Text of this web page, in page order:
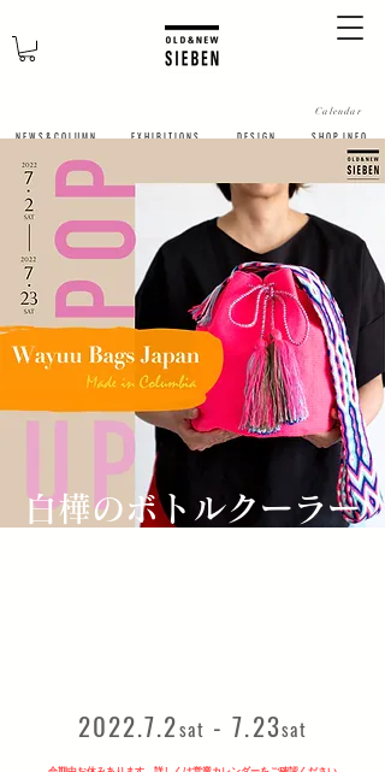
N E W S & C O L U M N
Calendar
​E X H I B I T I O N S D E S I G N S H O P I N F O
白樺のボトルクーラー
2022.7.2sat - 7.23sat